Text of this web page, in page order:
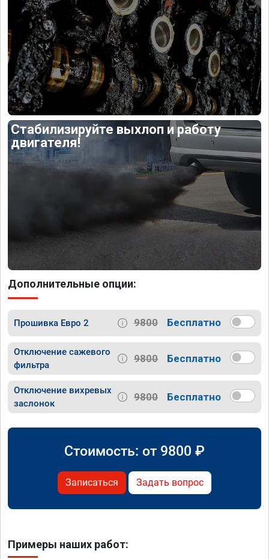
Стабилизируйте выхлоп и работу
двигателя!
Дополнительные опции:
Прошивка Евро 2 9800 Бесплатно
Отключение сажевого
фильтра
9800 Бесплатно
Отключение вихревых
заслонок
9800 Бесплатно
Стоимость: от 9800 ₽
Записаться Задать вопрос
Примеры наших работ: